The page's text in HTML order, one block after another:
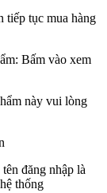
tiếp tục mua hàng
Bấm vào xem
này vui lòng
đăng nhập là
thống